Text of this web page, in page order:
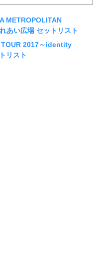
METROPOLITAN
あい広場 セットリスト
TOUR 2017～identity
リスト